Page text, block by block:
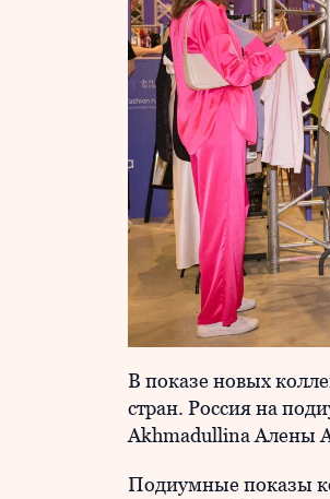
В показе новых
стран. Россия на
Akhmadullina Алены
Подиумные показы